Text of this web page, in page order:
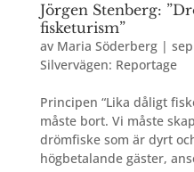
Jörgen Stenberg:
fisketurism”
av Maria Söderberg|
Silvervägen: Reportage
Principen “Lika dåligt
måste bort. Vi måste
drömfiske som är dyrt
högbetalande gäster,